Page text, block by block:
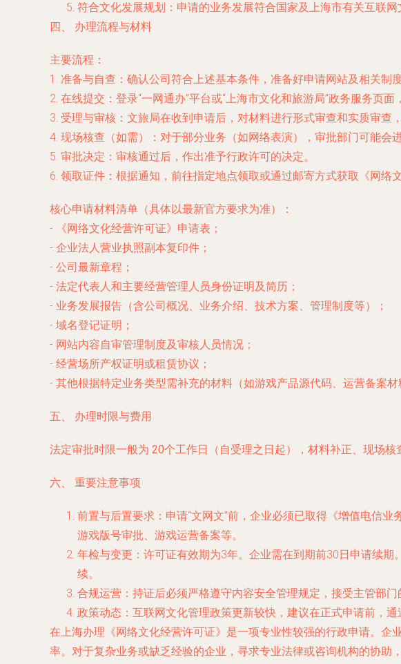
符合文化发展规划 ：申请的业务发展符合国家及上海市有关互联网
四、 办理流程与材料
主要流程 ：
1. 准备与自查 ：确认公司符合上述基本条件，准备好申请网站及相关制度
2. 在线提交 ：登录“一网通办”平台或“上海市文化和旅游局”政务服务页
3. 受理与审核 ：文旅局在收到申请后，对材料进行形式审查和实质审查
4. 现场核查 （如需）：对于部分业务（如网络表演），审批部门可能会
5. 审批决定 ：审核通过后，作出准予行政许可的决定。
6. 领取证件 ：根据通知，前往指定地点领取或通过邮寄方式获取《网络
核心申请材料清单 （具体以最新官方要求为准）：
- 《网络文化经营许可证》申请表；
- 企业法人营业执照副本复印件；
- 公司最新章程；
- 法定代表人和主要经营管理人员身份证明及简历；
- 业务发展报告（含公司概况、业务介绍、技术方案、管理制度等）；
- 域名登记证明；
- 网站内容自审管理制度及审核人员情况；
- 经营场所产权证明或租赁协议；
- 其他根据特定业务类型需补充的材料（如游戏产品源代码、运营备案材
五、 办理时限与费用
法定审批时限一般为 20个工作日 （自受理之日起），材料补正、现场
六、 重要注意事项
前置与后置要求 ：申请“文网文”前，企业必须已取得《增值电信
游戏版号审批、游戏运营备案等。
年检与变更 ：许可证有效期为3年。企业需在到期前30日申请续
续。
合规运营 ：持证后必须严格遵守内容安全管理规定，接受主管部
政策动态 ：互联网文化管理政策更新较快，建议在正式申请前，
在上海办理《网络文化经营许可证》是一项专业性较强的行政申请。企
率。对于复杂业务或缺乏经验的企业，寻求专业法律或咨询机构的协助